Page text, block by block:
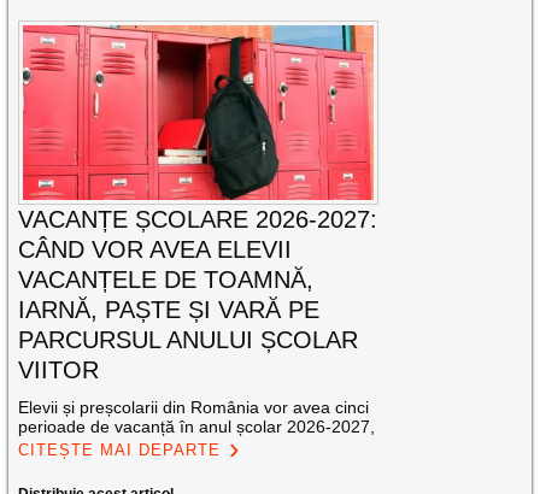
VACANȚE ȘCOLARE 2026-2027:
CÂND VOR AVEA ELEVII
VACANȚELE DE TOAMNĂ,
IARNĂ, PAȘTE ȘI VARĂ PE
PARCURSUL ANULUI ȘCOLAR
VIITOR
Elevii și preșcolarii din România vor avea cinci
perioade de vacanță în anul școlar 2026-2027,
CITEȘTE MAI DEPARTE